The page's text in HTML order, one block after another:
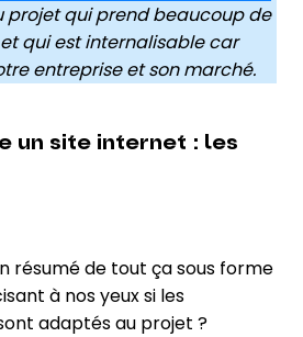
projet qui prend beaucoup de
qui est internalisable car
entreprise et son marché.
un site internet : les
résumé de tout ça sous forme
à nos yeux si les
adaptés au projet ?